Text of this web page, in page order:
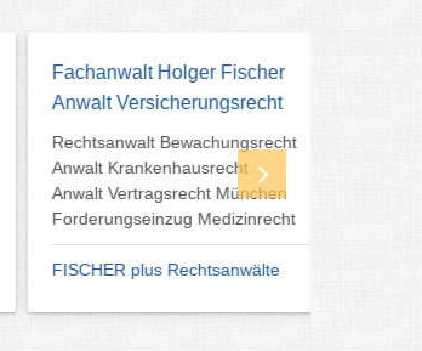
Fachanwalt Holger Fischer
Anwalt Versicherungsrecht
Rechtsanwalt Bewachungsrecht
Anwalt Krankenhausrecht
Anwalt Vertragsrecht München
Forderungseinzug Medizinrecht
FISCHER plus Rechtsanwälte